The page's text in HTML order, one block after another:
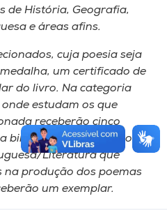
de História, Geografia,
e áreas afins.
cuja poesia seja
um certificado de
do livro. Na categoria
estudam os que
receberão cinco
biblioteca. Os professores
Literatura que
produção dos poemas
um exemplar.